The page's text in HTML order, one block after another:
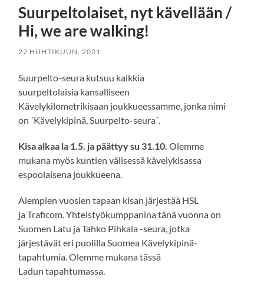
Suurpeltolaiset, nyt kävellään /
Hi, we are walking!
22 HUHTIKUUN, 2021
Suurpelto-seura kutsuu kaikkia
suurpeltolaisia kansalliseen
Kävelykilometrikisaan joukkueessamme, jonka nimi
on ´Kävelykipinä, Suurpelto-seura´.
Kisa alkaa la 1.5. ja päättyy su 31.10.Olemme
mukana myös kuntien välisessä kävelykisassa
espoolaisena joukkueena.
Aiempien vuosien tapaan kisan järjestää HSL
ja Traficom. Yhteistyökumppanina tänä vuonna on
Suomen Latu ja Tahko Pihkala -seura, jotka
järjestävät eri puolilla Suomea Kävelykipinä-
tapahtumia. Olemme mukana tässä
Ladun tapahtumassa.